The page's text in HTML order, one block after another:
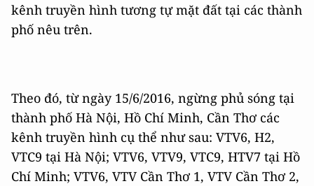
kênh truyền hình tương tự mặt đất tại các thành
phố nêu trên.
Theo đó, từ ngày 15/6/2016, ngừng phủ sóng tại
thành phố Hà Nội, Hồ Chí Minh, Cần Thơ các
kênh truyền hình cụ thể như sau: VTV6, H2,
VTC9 tại Hà Nội; VTV6, VTV9, VTC9, HTV7 tại Hồ
Chí Minh; VTV6, VTV Cần Thơ 1, VTV Cần Thơ 2,